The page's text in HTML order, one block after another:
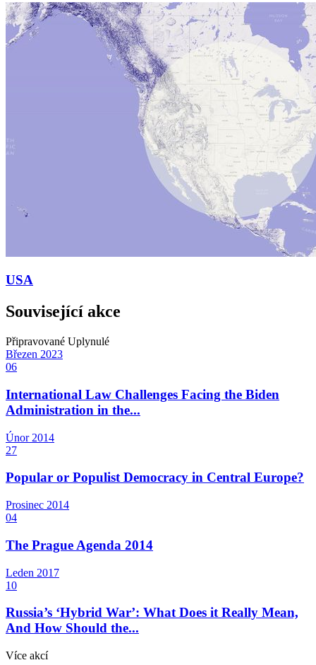
USA
Související akce
Připravované Uplynulé
Březen 2023
06
International Law Challenges Facing the Biden
Administration in the...
Únor 2014
27
Popular or Populist Democracy in Central Europe?
Prosinec 2014
04
The Prague Agenda 2014
Leden 2017
10
Russia’s ‘Hybrid War’: What Does it Really Mean,
And How Should the...
Více akcí